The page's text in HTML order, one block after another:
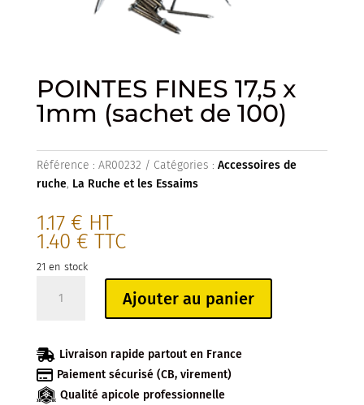
POINTES FINES 17,5 x
1mm (sachet de 100)
Référence : AR00232 Catégories : Accessoires de
ruche, La Ruche et les Essaims
1.17 € HT
1.40 € TTC
21 en stock
17,5
x
1mm
Ajouter au panier
 Livraison rapide partout en France
 Paiement sécurisé (CB, virement)
Qualité apicole professionnelle